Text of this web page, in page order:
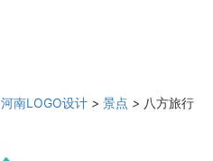
河南LOGO设计 > 景点 > 八方旅行